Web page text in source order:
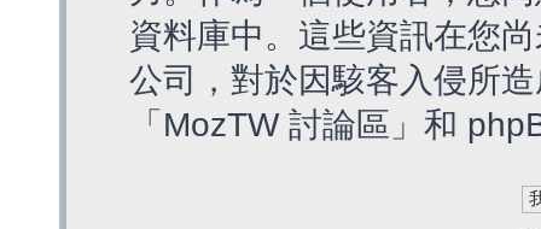
資料庫中。這些資訊在您
公司，對於因駭客入侵所
「MozTW 討論區」和